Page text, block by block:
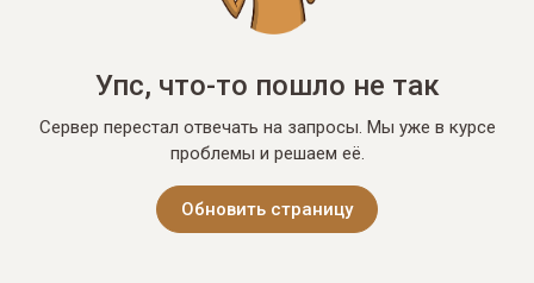
Упс, что-то пошло не так
Сервер перестал отвечать на запросы. Мы уже в курсе
проблемы и решаем её.
Обновить страницу